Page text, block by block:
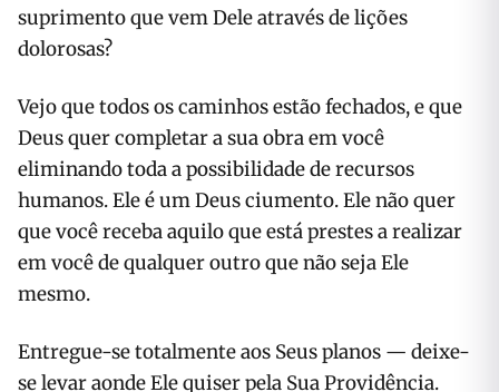
suprimento que vem Dele através de lições
dolorosas?
Vejo que todos os caminhos estão fechados, e que
Deus quer completar a sua obra em você
eliminando toda a possibilidade de recursos
humanos. Ele é um Deus ciumento. Ele não quer
que você receba aquilo que está prestes a realizar
em você de qualquer outro que não seja Ele
mesmo.
Entregue-se totalmente aos Seus planos — deixe-
se levar aonde Ele quiser pela Sua Providência.